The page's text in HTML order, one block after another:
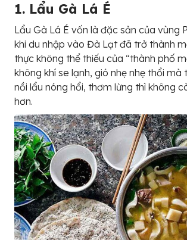
1. Lẩu Gà Lá É
Lẩu Gà Lá É vốn là đặc sản của vùng
khi du nhập vào Đà Lạt đã trở thành
thực không thể thiếu của “thành phố
không khí se lạnh, gió nhẹ nhẹ thổi mà
nồi lẩu nóng hổi, thơm lừng thì không
hơn.